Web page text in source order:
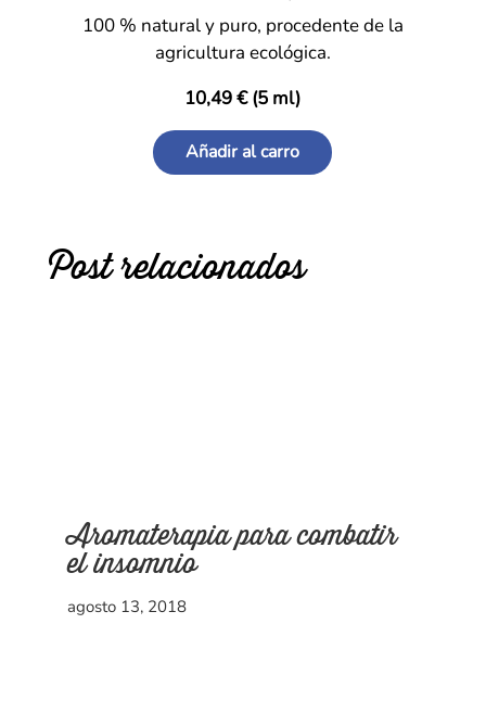
100 % natural y puro, procedente de la
agricultura ecológica.
10,49 € (5 ml)
Añadir al carro
Post relacionados
Aromaterapia para combatir
el insomnio
agosto 13, 2018